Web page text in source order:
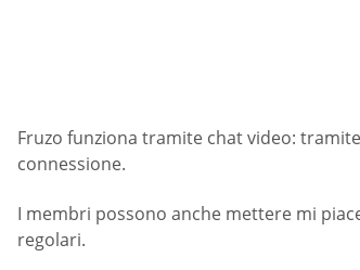
Fruzo funziona tramite chat video:
connessione.
I membri possono anche mettere mi
regolari.